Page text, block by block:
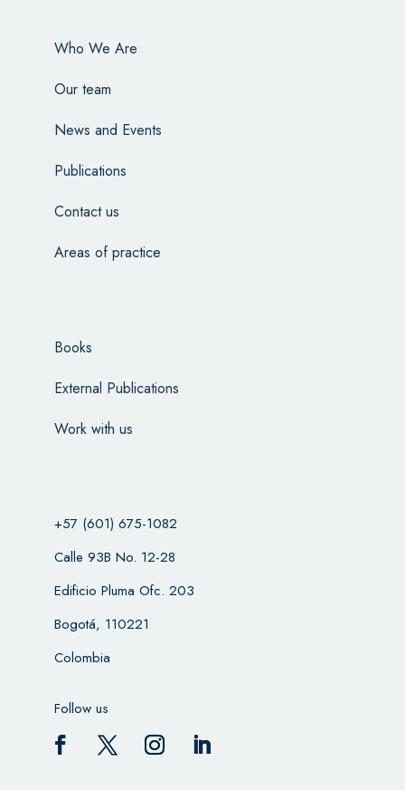
Who We Are
Our team
News and Events
Publications
Contact us
Areas of practice
Books
External Publications
Work with us
+57 (601) 675-1082
Calle 93B No. 12-28
Edificio Pluma Ofc. 203
Bogotá, 110221
Colombia
Follow us